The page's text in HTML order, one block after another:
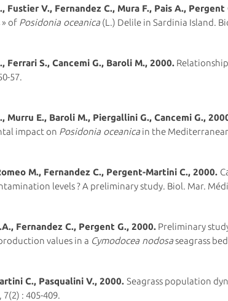
Fustier V., Fernandez C., Mura F., Pais A.,
of Posidonia oceanica (L.) Delile in Sardinia Island.
Ferrari S., Cancemi G., Baroli M., 2000.
57.
Murru E., Baroli M., Piergallini G., Cancemi G.,
impact on Posidonia oceanica in the
M., Fernandez C., Pergent-Martini C., 2000.
levels ? A preliminary study. Biol. Mar.
Fernandez C., Pergent G., 2000. Preliminary
values in a Cymodocea nodosaseagrass
C., Pasqualini V., 2000.Seagrass population
: 405-409.